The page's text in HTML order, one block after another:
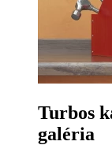
Turbos
galéria